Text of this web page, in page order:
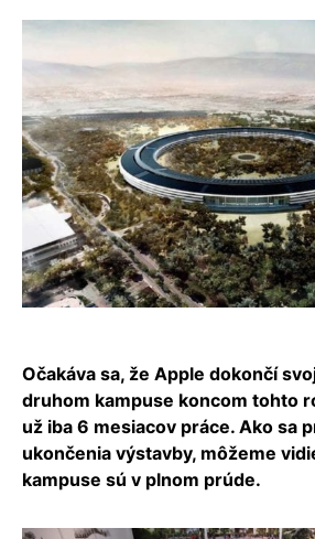
Očakáva sa, že Apple dokončí
druhom kampuse koncom tohto
už iba 6 mesiacov práce. Ako sa
ukončenia výstavby, môžeme
kampuse sú v plnom prúde.